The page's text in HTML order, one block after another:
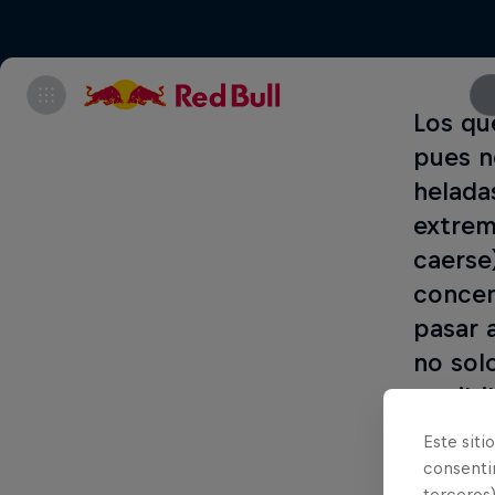
Los
pues
pasar
no
Este